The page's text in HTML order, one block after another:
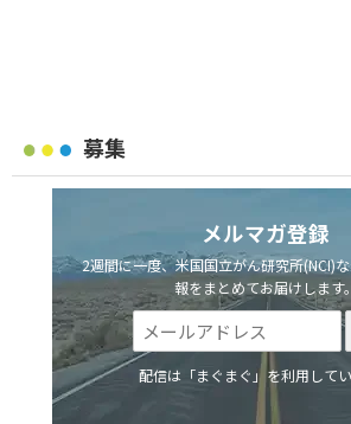
募集
メルマガ登録
2週間に一度、米国国立がん研究所(NCI)
報をまとめてお届けします。
配信は「まぐまぐ」を利用してい